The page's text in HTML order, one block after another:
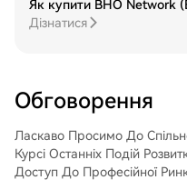
ринку HTX. Просто увійдіть
облікового запису, виберіть
початківців, так і для
придбання QUALCOMM
(QCOM) збережіть його у
використовувати його для
іншими
QUALCOMM Incorporated
торгуйте QUALCOMM
(QCOM) на спотовому
Як купити BHO Network
Дізнатися
Обговорення
Ласкаво Просимо До
Курсі Останніх Подій
Доступ До Професійної